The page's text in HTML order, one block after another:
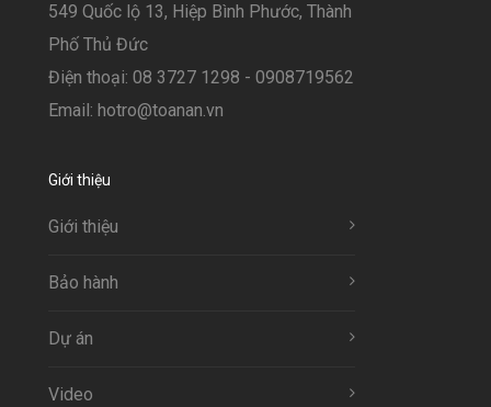
549 Quốc lộ 13, Hiệp Bình Phước, Thành
Phố Thủ Đức
Điện thoại: 08 3727 1298 - 0908719562
Email: hotro@toanan.vn
Giới thiệu
Giới thiệu
Bảo hành
Dự án
Video